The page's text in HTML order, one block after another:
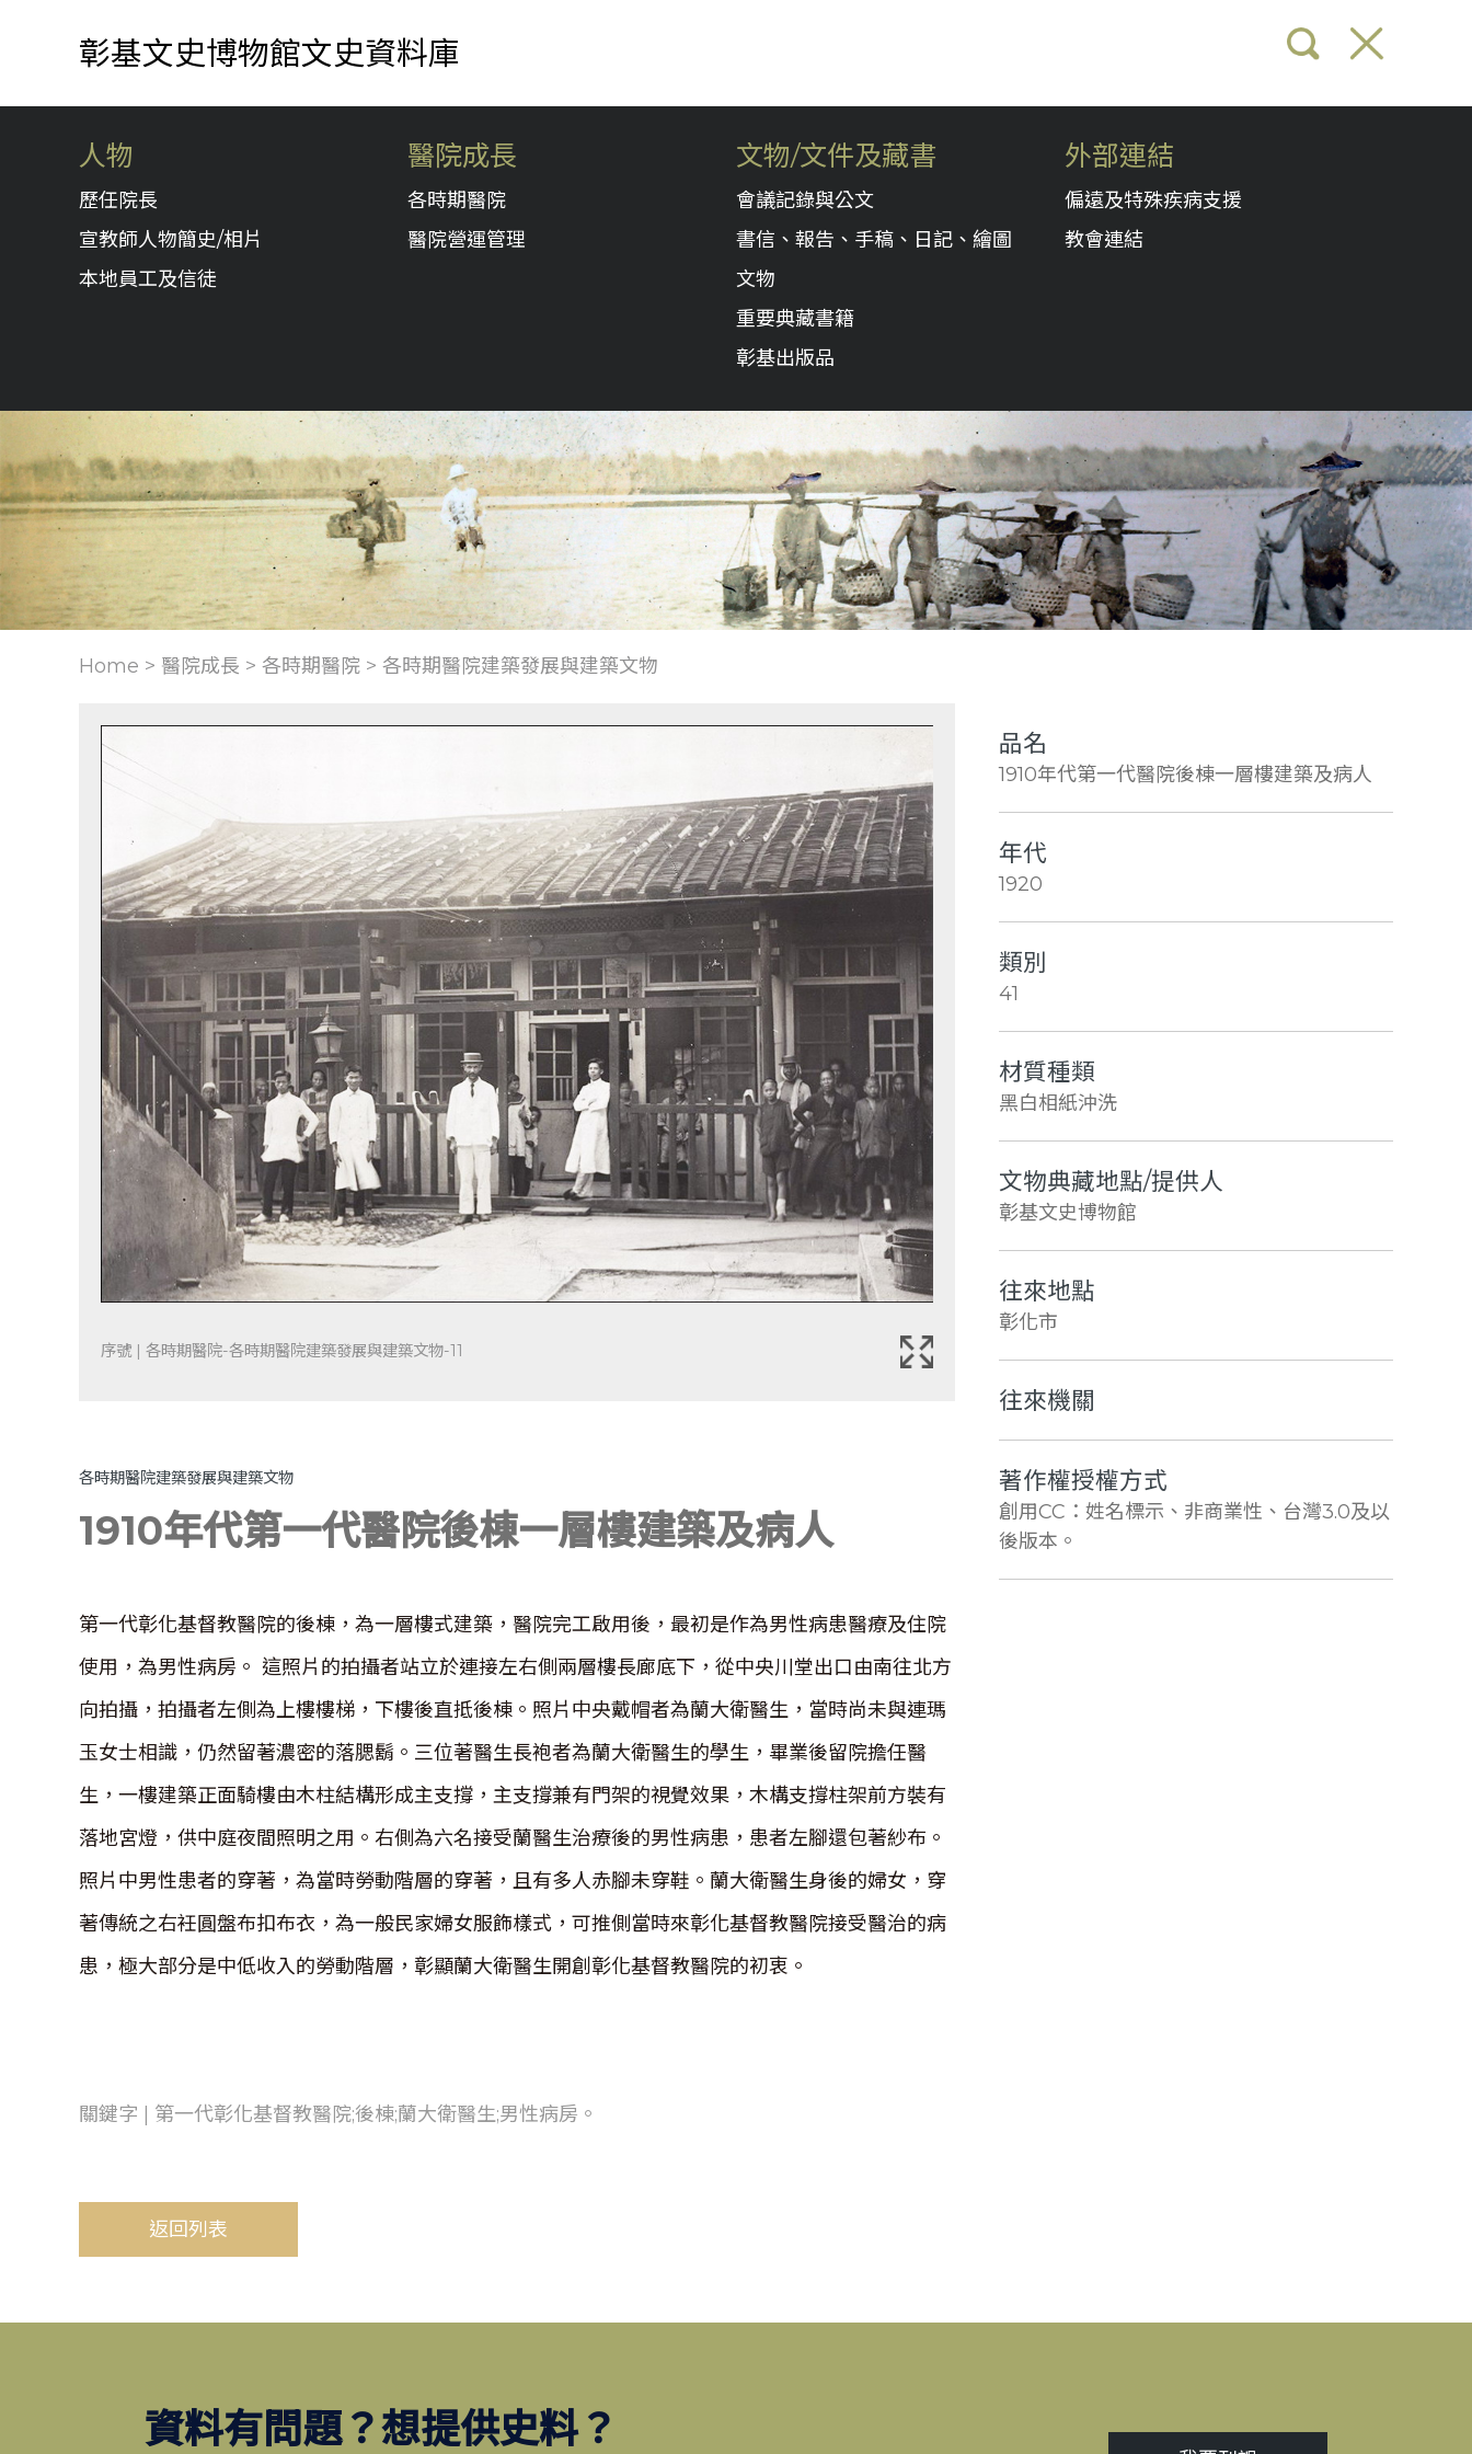
彰基文史博物館文史資料庫
人物
歷任院長
宣教師人物簡史/相片
本地員工及信徒
醫院成長
各時期醫院
醫院營運管理
文物/文件及藏書
會議記錄與公文
書信、報告、手稿、日記、繪圖
文物
重要典藏書籍
彰基出版品
外部連結
偏遠及特殊疾病支援
教會連結
Home > 醫院成長 > 各時期醫院 > 各時期醫院建築發展與建築文物
序號 | 各時期醫院-各時期醫院建築發展與建築文物-11
各時期醫院建築發展與建築文物
1910年代第一代醫院後棟一層樓建築及病人
第一代彰化基督教醫院的後棟，為一層樓式建築，醫院完工啟用後，最初是作為男性病患醫療及住院
使用，為男性病房。 這照片的拍攝者站立於連接左右側兩層樓長廊底下，從中央川堂出口由南往北方
向拍攝，拍攝者左側為上樓樓梯，下樓後直抵後棟。照片中央戴帽者為蘭大衛醫生，當時尚未與連瑪
玉女士相識，仍然留著濃密的落腮鬍。三位著醫生長袍者為蘭大衛醫生的學生，畢業後留院擔任醫
生，一樓建築正面騎樓由木柱結構形成主支撐，主支撐兼有門架的視覺效果，木構支撐柱架前方裝有
落地宮燈，供中庭夜間照明之用。右側為六名接受蘭醫生治療後的男性病患，患者左腳還包著紗布。
照片中男性患者的穿著，為當時勞動階層的穿著，且有多人赤腳未穿鞋。蘭大衛醫生身後的婦女，穿
著傳統之右衽圓盤布扣布衣，為一般民家婦女服飾樣式，可推側當時來彰化基督教醫院接受醫治的病
患，極大部分是中低收入的勞動階層，彰顯蘭大衛醫生開創彰化基督教醫院的初衷。
關鍵字 | 第一代彰化基督教醫院;後棟;蘭大衛醫生;男性病房。
返回列表
品名
1910年代第一代醫院後棟一層樓建築及病人
年代
1920
類別
41
材質種類
黑白相紙沖洗
文物典藏地點/提供人
彰基文史博物館
往來地點
彰化市
往來機關
著作權授權方式
創用CC：姓名標示、非商業性、台灣3.0及以
後版本。
資料有問題？想提供史料？